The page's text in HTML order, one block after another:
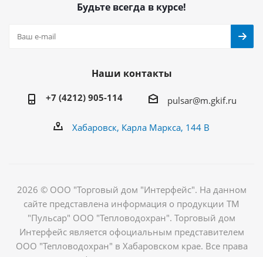
Будьте всегда в курсе!
Наши контакты
+7 (4212) 905-114 pulsar@m.gkif.ru
Хабаровск, Карла Маркса, 144 В
2026 © ООО "Торговый дом "Интерфейс". На данном
сайте представлена информация о продукции ТМ
"Пульсар" ООО "Тепловодохран". Торговый дом
Интерфейс является офоциальным представителем
ООО "Тепловодохран" в Хабаровском крае. Все права